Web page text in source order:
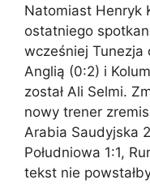
Natomiast Henryk
ostatniego
wcześniej Tunezja
Anglią (0:2) i
został Ali Selmi.
nowy trener
Arabia Saudyjska
Południowa 1:1,
tekst nie